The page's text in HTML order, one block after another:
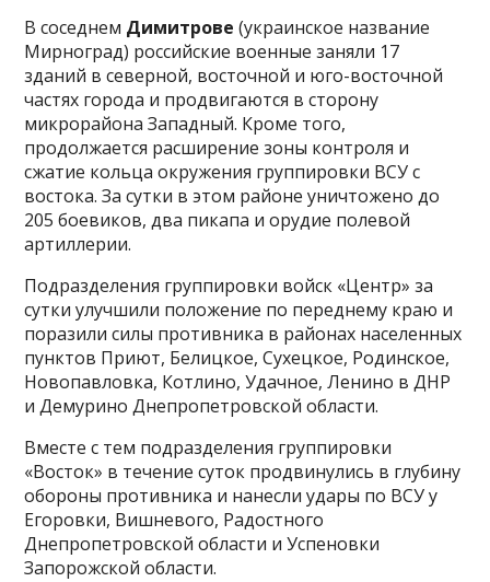
В соседнем Димитрове (украинское название
Мирноград) российские военные заняли 17
зданий в северной, восточной и юго-восточной
частях города и продвигаются в сторону
микрорайона Западный. Кроме того,
продолжается расширение зоны контроля и
сжатие кольца окружения группировки ВСУ с
востока. За сутки в этом районе уничтожено до
205 боевиков, два пикапа и орудие полевой
артиллерии.
Подразделения группировки войск «Центр» за
сутки улучшили положение по переднему краю и
поразили силы противника в районах населенных
пунктов Приют, Белицкое, Сухецкое, Родинское,
Новопавловка, Котлино, Удачное, Ленино в ДНР
и Демурино Днепропетровской области.
Вместе с тем подразделения группировки
«Восток» в течение суток продвинулись в глубину
обороны противника и нанесли удары по ВСУ у
Егоровки, Вишневого, Радостного
Днепропетровской области и Успеновки
Запорожской области.